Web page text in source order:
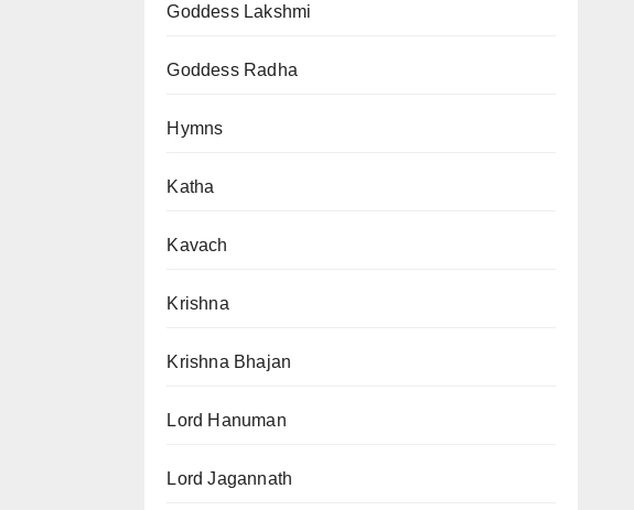
Goddess Lakshmi
Goddess Radha
Hymns
Katha
Kavach
Krishna
Krishna Bhajan
Lord Hanuman
Lord Jagannath